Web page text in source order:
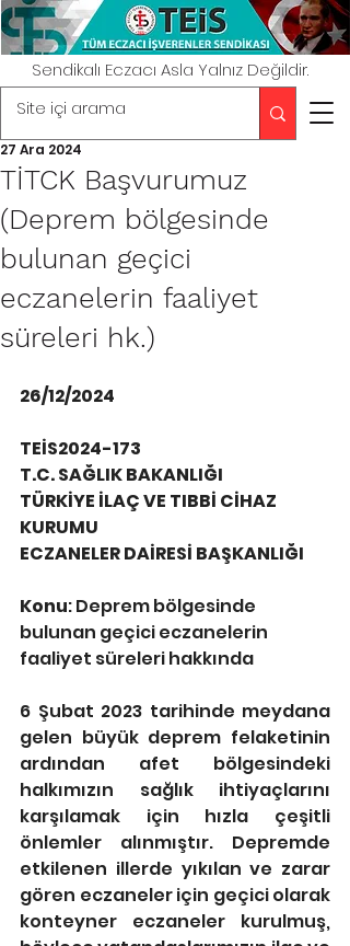
Sendikalı Eczacı Asla Yalnız Değildir.
TİTCK Başvurumuz
(Deprem bölgesinde
bulunan geçici
eczanelerin faaliyet
süreleri hk.)
27 Ara 2024
26/12/2024
TEİS2024-173
T.C. SAĞLIK BAKANLIĞI
TÜRKİYE İLAÇ VE TIBBİ CİHAZ
KURUMU
ECZANELER DAİRESİ BAŞKANLIĞI
Konu: Deprem bölgesinde
bulunan geçici eczanelerin
faaliyet süreleri hakkında
6 Şubat 2023 tarihinde meydana
gelen büyük deprem felaketinin
ardından afet bölgesindeki
halkımızın sağlık ihtiyaçlarını
karşılamak için hızla çeşitli
önlemler alınmıştır. Depremde
etkilenen illerde yıkılan ve zarar
gören eczaneler için geçici olarak
konteyner eczaneler kurulmuş,